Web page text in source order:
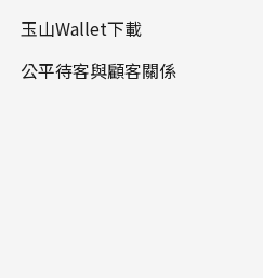
玉山Wallet下載
公平待客與顧客關係